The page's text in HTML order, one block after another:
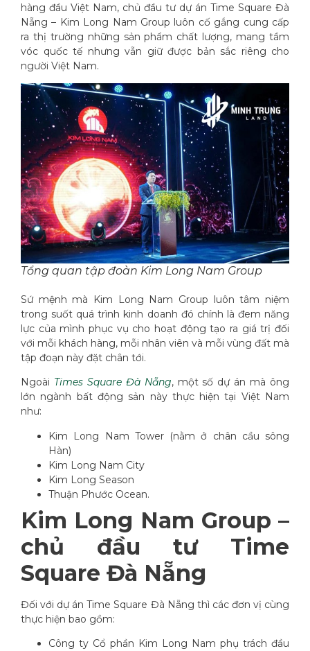
hàng đầu Việt Nam, chủ đầu tư dự án Time Square Đà
Nẵng – Kim Long Nam Group luôn cố gắng cung cấp
ra thị trường những sản phẩm chất lượng, mang tầm
vóc quốc tế nhưng vẫn giữ được bản sắc riêng cho
người Việt Nam.
Tổng quan tập đoàn Kim Long Nam Group
Sứ mệnh mà Kim Long Nam Group luôn tâm niệm
trong suốt quá trình kinh doanh đó chính là đem năng
lực của mình phục vụ cho hoạt động tạo ra giá trị đối
với mỗi khách hàng, mỗi nhân viên và mỗi vùng đất mà
tập đoạn này đặt chân tới.
Ngoài Times Square Đà Nẵng, một số dự án mà ông
lớn ngành bất động sản này thực hiện tại Việt Nam
như:
Kim Long Nam Tower (nằm ở chân cầu sông
Hàn)
Kim Long Nam City
Kim Long Season
Thuận Phước Ocean.
Kim Long Nam Group –
chủ đầu tư Time
Square Đà Nẵng
Đối với dự án Time Square Đà Nẵng thì các đơn vị cùng
thực hiện bao gồm:
Công ty Cổ phần Kim Long Nam phụ trách đầu